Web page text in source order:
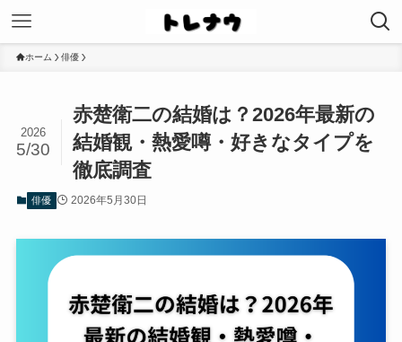
ホーム 俳優
赤楚衛二の結婚は？2026年最新の
結婚観・熱愛噂・好きなタイプを
徹底調査
2026
5/30
俳優 2026年5月30日